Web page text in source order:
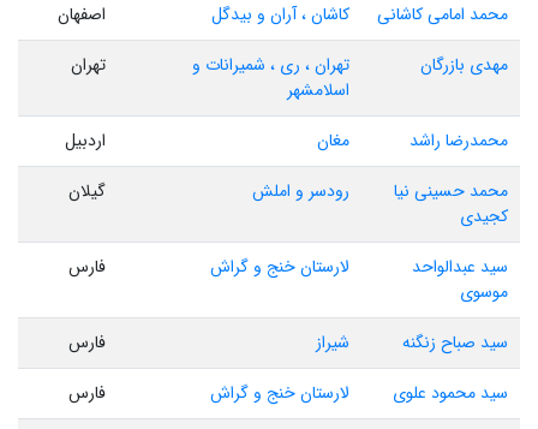
محمد امامی کاشانی
کاشان ، آران و بیدگل
اصفهان
مهدی بازرگان
تهران ، ری ، شمیرانات و
اسلامشهر
تهران
محمدرضا راشد مغان
اردبیل
محمد حسینی نیا
کجیدی
رودسر و املش گیلان
سید عبدالواحد
موسوی
لارستان خنج و گراش فارس
سید صباح زنگنه شیراز
فارس
سید محمود علوی
لارستان خنج و گراش
فارس